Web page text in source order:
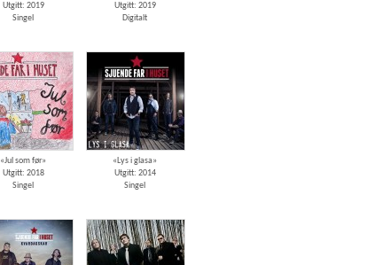
Utgitt: 2019
Singel
Utgitt: 2019
Digitalt
«Jul som før»
Utgitt: 2018
Singel
«Lys i glasa»
Utgitt: 2014
Singel